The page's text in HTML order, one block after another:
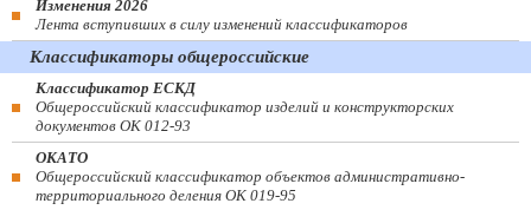
Изменения 2026
Лента вступивших в силу изменений классификаторов
Классификаторы общероссийские
Классификатор ЕСКД
Общероссийский классификатор изделий и конструкторских
документов ОК 012-93
ОКАТО
Общероссийский классификатор объектов административно-
территориального деления ОК 019-95